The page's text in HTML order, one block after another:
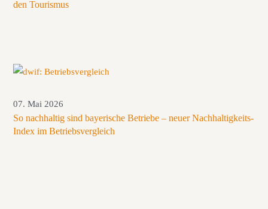
den Tourismus
07. Mai 2026
So nachhaltig sind bayerische Betriebe – neuer Nachhaltigkeits-
Index im Betriebsvergleich